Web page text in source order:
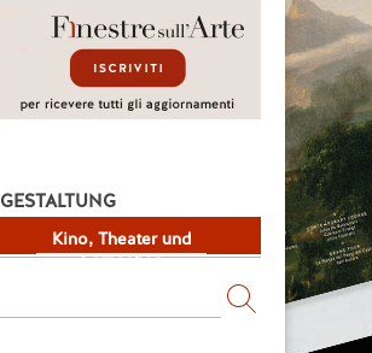
Kino, Theater und
Fernsehen
GESTALTUNG